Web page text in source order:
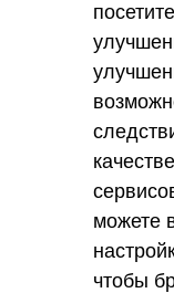
можете
чтобы